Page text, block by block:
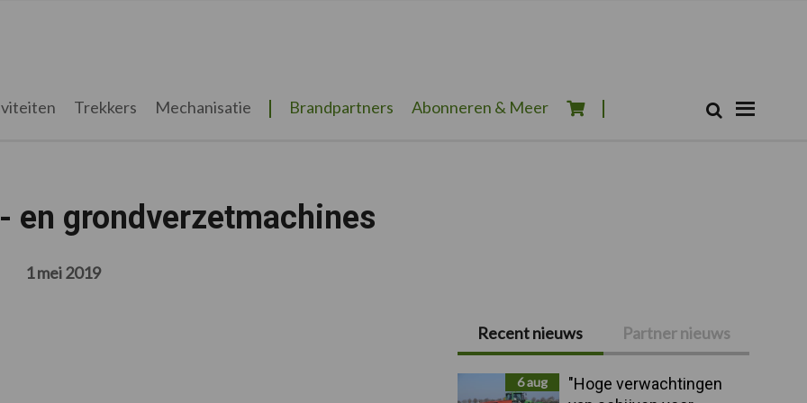
Trekkers Mechanisatie Brandpartners Abonneren & Meer Zoek
en grondverzetmachines
1 mei 2019
Primaire
Sidebar
Recent nieuws Partner nieuws
6 aug
"Hoge verwachtingen